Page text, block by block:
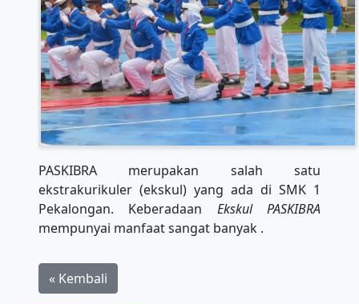
PASKIBRA merupakan salah satu
ekstrakurikuler (ekskul) yang ada di SMK 1
Pekalongan. Keberadaan Ekskul PASKIBRA
mempunyai manfaat sangat banyak .
« Kembali